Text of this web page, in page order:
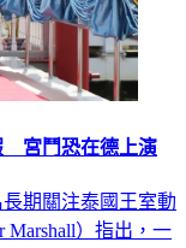
宮鬥恐在德上演
期關注泰國王室動
Marshall）指出，一